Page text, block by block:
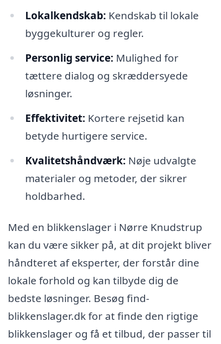
Lokalkendskab: Kendskab til lokale
byggekulturer og regler.
Personlig service: Mulighed for
tættere dialog og skræddersyede
løsninger.
Effektivitet: Kortere rejsetid kan
betyde hurtigere service.
Kvalitetshåndværk: Nøje udvalgte
materialer og metoder, der sikrer
holdbarhed.
Med en blikkenslager i Nørre Knudstrup
kan du være sikker på, at dit projekt bliver
håndteret af eksperter, der forstår dine
lokale forhold og kan tilbyde dig de
bedste løsninger. Besøg find-
blikkenslager.dk for at finde den rigtige
blikkenslager og få et tilbud, der passer til